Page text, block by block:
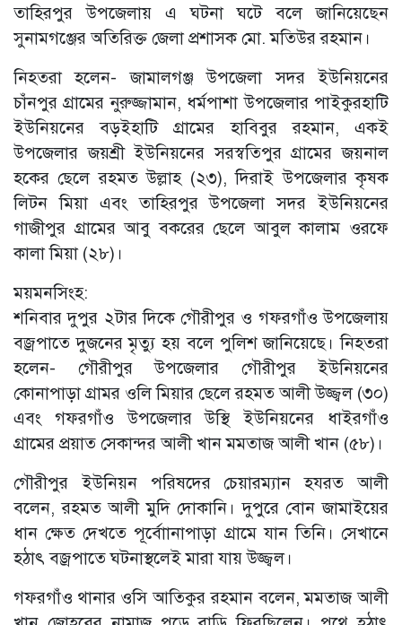
তাহিরপুর উপজেলায় এ ঘটনা ঘটে বলে জানিয়েছেন
সুনামগঞ্জের অতিরিক্ত জেলা প্রশাসক মো. মতিউর রহমান।
নিহতরা হলেন- জামালগঞ্জ উপজেলা সদর ইউনিয়নের
চাঁনপুর গ্রামের নুরুজ্জামান, ধর্মপাশা উপজেলার পাইকুরহাটি
ইউনিয়নের বড়ইহাটি গ্রামের হাবিবুর রহমান, একই
উপজেলার জয়শ্রী ইউনিয়নের সরস্বতিপুর গ্রামের জয়নাল
হকের ছেলে রহমত উল্লাহ (২৩), দিরাই উপজেলার কৃষক
লিটন মিয়া এবং তাহিরপুর উপজেলা সদর ইউনিয়নের
গাজীপুর গ্রামের আবু বকরের ছেলে আবুল কালাম ওরফে
কালা মিয়া (২৮)।
ময়মনসিংহ:
শনিবার দুপুর ২টার দিকে গৌরীপুর ও গফরগাঁও উপজেলায়
বজ্রপাতে দুজনের মৃত্যু হয় বলে পুলিশ জানিয়েছে। নিহতরা
হলেন- গৌরীপুর উপজেলার গৌরীপুর ইউনিয়নের
কোনাপাড়া গ্রামর ওলি মিয়ার ছেলে রহমত আলী উজ্জ্বল (৩০)
এবং গফরগাঁও উপজেলার উস্থি ইউনিয়নের ধাইরগাঁও
গ্রামের প্রয়াত সেকান্দর আলী খান মমতাজ আলী খান (৫৮)।
গৌরীপুর ইউনিয়ন পরিষদের চেয়ারম্যান হযরত আলী
বলেন, রহমত আলী মুদি দোকানি। দুপুরে বোন জামাইয়ের
ধান ক্ষেত দেখতে পূর্বাোনাপাড়া গ্রামে যান তিনি। সেখানে
হঠাৎ বজ্রপাতে ঘটনাস্থলেই মারা যায় উজ্জ্বল।
গফরগাঁও থানার ওসি আতিকুর রহমান বলেন, মমতাজ আলী